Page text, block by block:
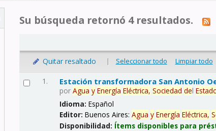
Su búsqueda retornó 4 resultados.
Quitar resaltado | Seleccionar todo Limpiar todo
1. Estación transformadora San Antonio
porAgua y Energía Eléctrica, Sociedad del
Idioma:Español
Editor:Buenos Aires:Agua y Energía Eléctrica,
Disponibilidad: Ítems disponibles para